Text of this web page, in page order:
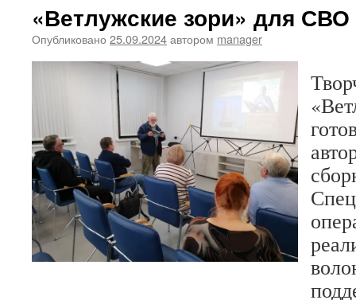
«Ветлужские зори» для СВО
Опубликовано 25.09.2024автором manager